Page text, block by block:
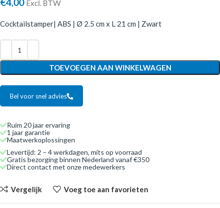
€4,00 Excl. BTW
Cocktailstamper| ABS | Ø 2.5 cm x L 21 cm | Zwart
TOEVOEGEN AAN WINKELWAGEN
Bel voor snel advies
Ruim 20 jaar ervaring
1 jaar garantie
Maatwerkoplossingen
Levertijd: 2 – 4 werkdagen, mits op voorraad
Gratis bezorging binnen Nederland vanaf €350
Direct contact met onze medewerkers
Vergelijk Voeg toe aan favorieten